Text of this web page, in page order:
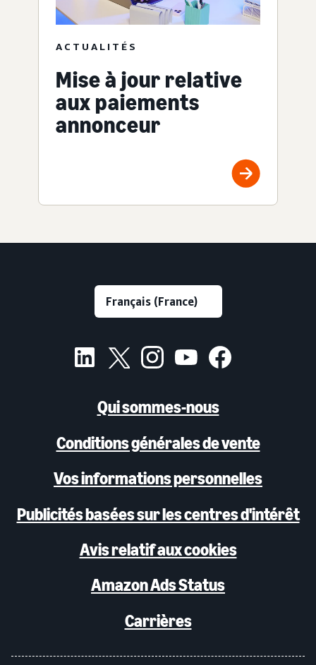
ACTUALITÉS
Mise à jour relative
aux paiements
annonceur
Qui sommes-nous
Conditions générales de vente
Vos informations personnelles
Publicités basées sur les centres d'intérêt
Avis relatif aux cookies
Amazon Ads Status
Carrières